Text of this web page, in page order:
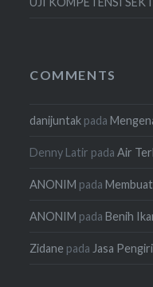
COMMENTS
danijuntak pada
Denny Latir padaAir
ANONIM pada
ANONIM padaBenih
Zidane padaJasa